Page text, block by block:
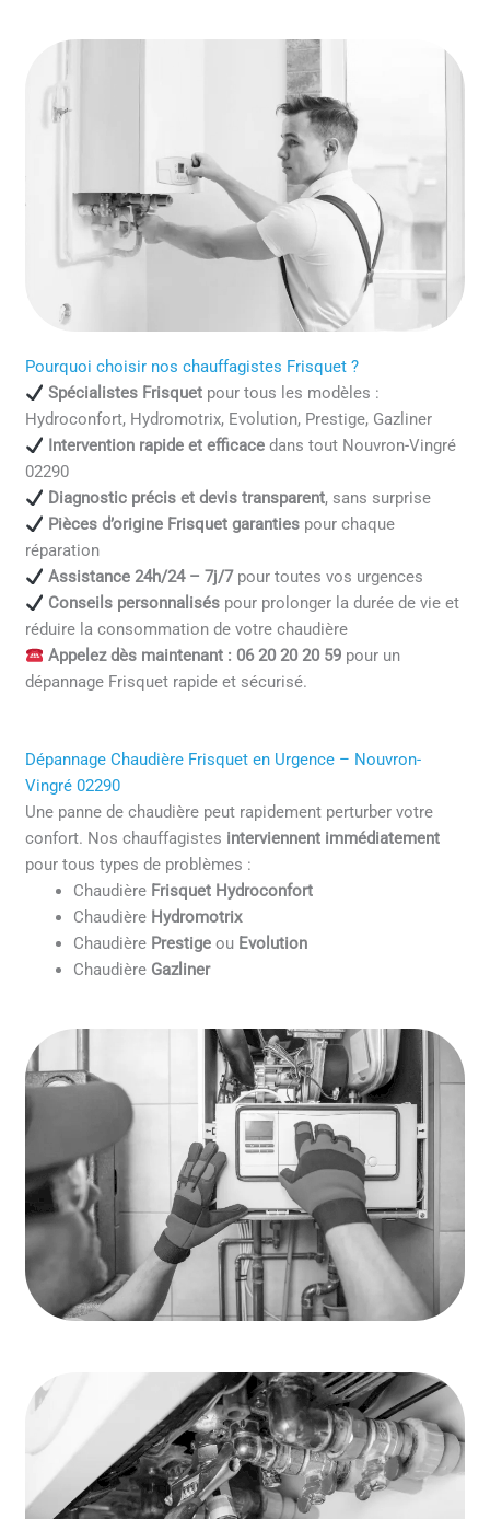
Pourquoi choisir nos chauffagistes Frisquet ?
Spécialistes Frisquetpour tous les modèles :
Hydroconfort, Hydromotrix, Evolution, Prestige, Gazliner
Intervention rapide et efficacedans tout Nouvron-Vingré
02290
Diagnostic précis et devis transparent, sans surprise
Pièces d’origine Frisquet garantiespour chaque
réparation
Assistance 24h/24 – 7j/7pour toutes vos urgences
Conseils personnaliséspour prolonger la durée de vie et
réduire la consommation de votre chaudière
Appelez dès maintenant : 06 20 20 20 59pour un
dépannage Frisquet rapide et sécurisé.
Dépannage Chaudière Frisquet en Urgence – Nouvron-
Vingré 02290
Une panne de chaudière peut rapidement perturber votre
confort. Nos chauffagistes interviennent immédiatement
pour tous types de problèmes :
Chaudière Frisquet Hydroconfort
Chaudière Hydromotrix
Chaudière Prestige ou Evolution
Chaudière Gazliner